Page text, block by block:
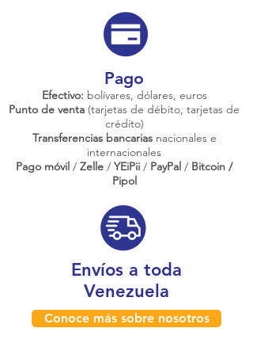
Pago
Efectivo: bolívares, dólares, euros
Punto de venta (tarjetas de débito, tarjetas de
crédito)
Transferencias bancariasnacionales e
internacionales
Pago móvil / Zelle / YEiPii / PayPal / Bitcoin /
Pipol
Envíos a toda
Venezuela
Conoce más sobre nosotros